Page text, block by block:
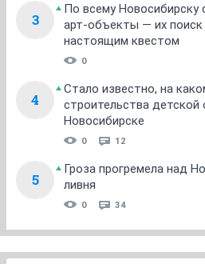
3
По всему
арт-объекты — их поиск
настоящим квестом
0
4
Стало известно, на
строительства
Новосибирске
0 12
5
Гроза прогремела над
ливня
0 34